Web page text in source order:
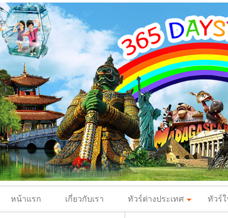
หน้าแรก เกี่ยวกับเรา ทัวร์ต่างประเทศ ทัวร์